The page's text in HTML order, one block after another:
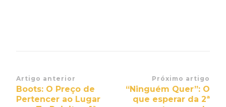
Navegação
de
Artigo anterior
Boots: O Preço de
Pertencer ao Lugar
Próximo artigo
“Ninguém Quer”: O
que esperar da 2ª